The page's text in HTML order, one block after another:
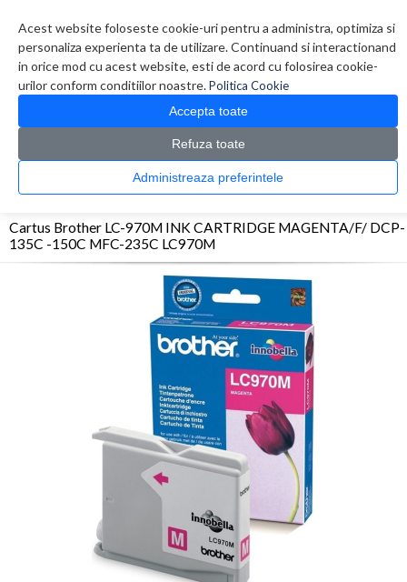
Acest website foloseste cookie-uri pentru a administra, optimiza si
personaliza experienta ta de utilizare. Continuand si interactionand
in orice mod cu acest website, esti de acord cu folosirea cookie-
urilor conform conditiilor noastre.Politica Cookie
Accepta toate
Refuza toate
Administreaza preferintele
0 produs(e)
CATALOG PRODUSE
Consumabile originale > Inkjet > Cartus Brother LC-970M INK
Cartus Brother LC-970M INK CARTRIDGE MAGENTA/F/ DCP-
135C -150C MFC-235C LC970M